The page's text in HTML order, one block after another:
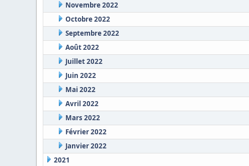
Novembre 2022
Octobre 2022
Septembre 2022
Août 2022
Juillet 2022
Juin 2022
Mai 2022
Avril 2022
Mars 2022
Février 2022
Janvier 2022
2021